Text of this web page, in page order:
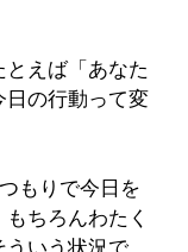
えば「あなた
日の行動って変
もりで今日を
ちろんわたく
ういう状況で